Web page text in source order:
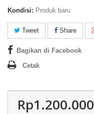
Kondisi: Produk baru
Tweet Share
Bagikan di Facebook
Cetak
Rp1.200.000